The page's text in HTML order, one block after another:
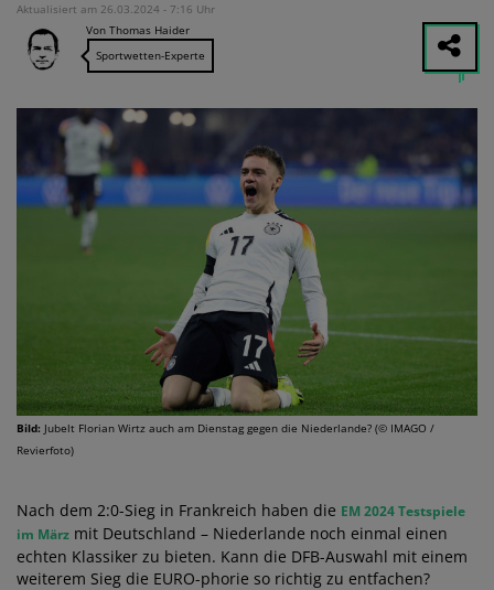
Aktualisiert am 26.03.2024 - 7:16 Uhr
Von Thomas Haider
Sportwetten-Experte
Bild: Jubelt Florian Wirtz auch am Dienstag gegen die Niederlande? (© IMAGO /
Revierfoto)
Nach dem 2:0-Sieg in Frankreich haben die EM 2024 Testspiele
im März mit Deutschland – Niederlande noch einmal einen
echten Klassiker zu bieten. Kann die DFB-Auswahl mit einem
weiterem Sieg die EURO-phorie so richtig zu entfachen?